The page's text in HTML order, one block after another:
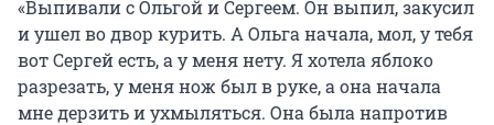
«Выпивали с Ольгой и Сергеем. Он выпил, закусил
и ушел во двор курить. А Ольга начала, мол, у тебя
вот Сергей есть, а у меня нету. Я хотела яблоко
разрезать, у меня нож был в руке, а она начала
мне дерзить и ухмыляться. Она была напротив